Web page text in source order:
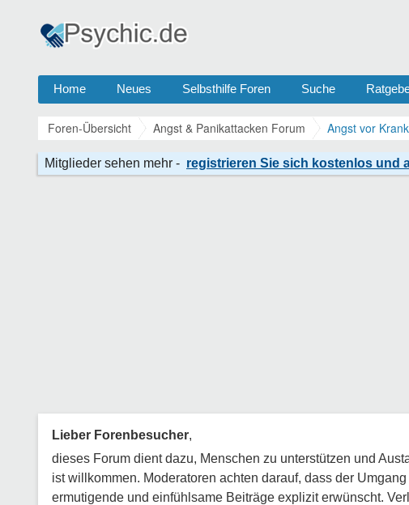
Home Neues Selbsthilfe Foren Suche
Foren-Übersicht Angst & Panikattacken Forum Angst vor
Lieber Forenbesucher,
dieses Forum dient dazu, Menschen zu unterstützen und
ist willkommen. Moderatoren achten darauf, dass der
ermutigende und einfühlsame Beiträge explizit erwünscht.